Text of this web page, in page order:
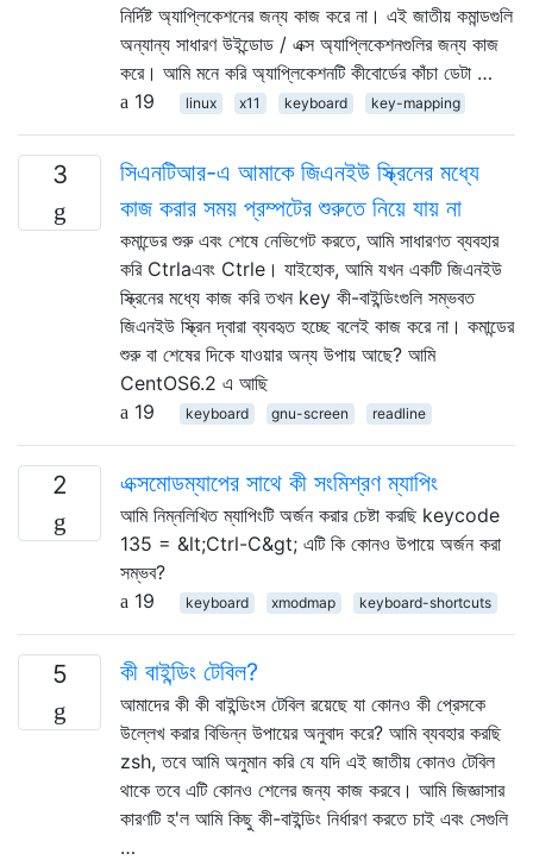
নির্দিষ্ট অ্যাপ্লিকেশনের জন্য কাজ করে না। এই জাতীয় কমান্ডগুলি
অন্যান্য সাধারণ উইন্ডোড / এক্স অ্যাপ্লিকেশনগুলির জন্য কাজ
করে। আমি মনে করি অ্যাপ্লিকেশনটি কীবোর্ডের কাঁচা ডেটা …
19
linux x11 keyboard key-mapping
3
সিএনটিআর-এ আমাকে জিএনইউ স্ক্রিনের মধ্যে
কাজ করার সময় প্রম্পটের শুরুতে নিয়ে যায় না
কমান্ডের শুরু এবং শেষে নেভিগেট করতে, আমি সাধারণত ব্যবহার
করি Ctrlaএবং Ctrle। যাইহোক, আমি যখন একটি জিএনইউ
স্ক্রিনের মধ্যে কাজ করি তখন key কী-বাইন্ডিংগুলি সম্ভবত
জিএনইউ স্ক্রিন দ্বারা ব্যবহৃত হচ্ছে বলেই কাজ করে না। কমান্ডের
শুরু বা শেষের দিকে যাওয়ার অন্য উপায় আছে? আমি
CentOS6.2 এ আছি
19
keyboard gnu-screen readline
2 এক্সমোডম্যাপের সাথে কী সংমিশ্রণ ম্যাপিং
আমি নিম্নলিখিত ম্যাপিংটি অর্জন করার চেষ্টা করছি keycode
135 = &lt;Ctrl-C&gt; এটি কি কোনও উপায়ে অর্জন করা
সম্ভব?
19
keyboard xmodmap keyboard-shortcuts
5 কী বাইন্ডিং টেবিল?
আমাদের কী কী বাইন্ডিংস টেবিল রয়েছে যা কোনও কী প্রেসকে
উল্লেখ করার বিভিন্ন উপায়ের অনুবাদ করে? আমি ব্যবহার করছি
zsh, তবে আমি অনুমান করি যে যদি এই জাতীয় কোনও টেবিল
থাকে তবে এটি কোনও শেলের জন্য কাজ করবে। আমি জিজ্ঞাসার
কারণটি হ'ল আমি কিছু কী-বাইন্ডিং নির্ধারণ করতে চাই এবং সেগুলি
…